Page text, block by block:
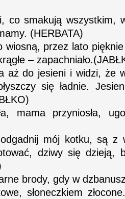
co smakują wszystkim,
(HERBATA)
wiosną, przez lato
–
aż do jesieni i widzi, że
się ładnie.
mama przyniosła,
mój kotku, są z
dziwy się dzieją,
brody, gdy w
słoneczkiem